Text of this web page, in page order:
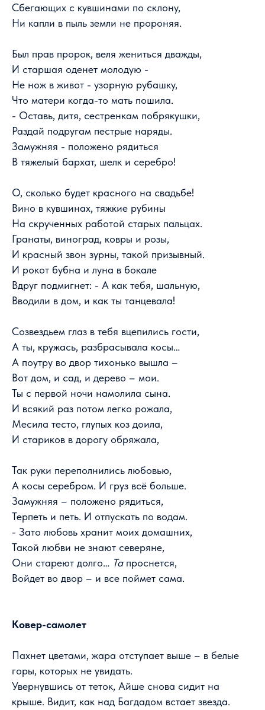
Сбегающих с кувшинами по склону,
Ни капли в пыль земли не пророняя.
Был прав пророк, веля жениться дважды,
И старшая оденет молодую -
Не нож в живот - узорную рубашку,
Что матери когда-то мать пошила.
- Оставь, дитя, сестренкам побрякушки,
Раздай подругам пестрые наряды.
Замужняя - положено рядиться
В тяжелый бархат, шелк и серебро!
О, сколько будет красного на свадьбе!
Вино в кувшинах, тяжкие рубины
На скрученных работой старых пальцах.
Гранаты, виноград, ковры и розы,
И красный звон зурны, такой призывный.
И рокот бубна и луна в бокале
Вдруг подмигнет: - А как тебя, шальную,
Вводили в дом, и как ты танцевала!
Созвездьем глаз в тебя вцепились гости,
А ты, кружась, разбрасывала косы…
А поутру во двор тихонько вышла –
Вот дом, и сад, и дерево – мои.
Ты с первой ночи намолила сына.
И всякий раз потом легко рожала,
Месила тесто, глупых коз доила,
И стариков в дорогу обряжала,
Так руки переполнились любовью,
А косы серебром. И груз всё больше.
Замужняя – положено рядиться,
Терпеть и петь. И отпускать по водам.
- Зато любовь хранит моих домашних,
Такой любви не знают северяне,
Они стареют долго… Та проснется,
Войдет во двор – и все поймет сама.
Ковер-самолет
Пахнет цветами, жара отступает выше – в белые
горы, которых не увидать.
Увернувшись от теток, Айше снова сидит на
крыше. Видит, как над Багдадом встает звезда.